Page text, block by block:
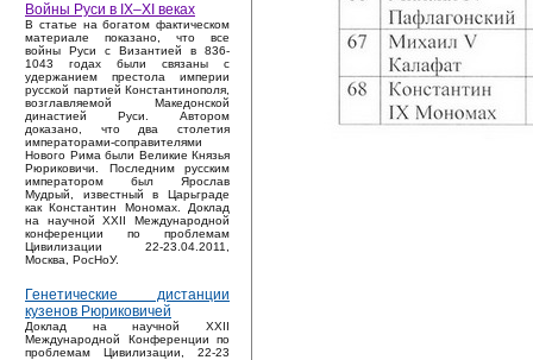
Войны Руси в IX–XI веках
В статье на богатом фактическом
материале показано, что все
войны Руси с Византией в 836-
1043 годах были связаны с
удержанием престола империи
русской партией Константинополя,
возглавляемой Македонской
династией Руси. Автором
доказано, что два столетия
императорами-соправителями
Нового Рима были Великие Князья
Рюриковичи. Последним русским
императором был Ярослав
Мудрый, известный в Царьграде
как Константин Мономах. Доклад
на научной XXII Международной
конференции по проблемам
Цивилизации 22-23.04.2011,
Москва, РосНоУ.
Генетические дистанции
кузенов Рюриковичей
Доклад на научной XXII
Международной Конференции по
проблемам Цивилизации, 22-23